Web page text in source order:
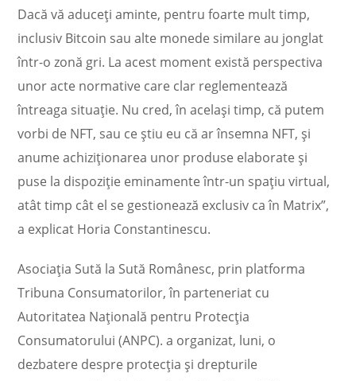
Dacă vă aduceţi aminte, pentru foarte mult timp,
inclusiv Bitcoin sau alte monede similare au jonglat
într-o zonă gri. La acest moment există perspectiva
unor acte normative care clar reglementează
întreaga situaţie. Nu cred, în acelaşi timp, că putem
vorbi de NFT, sau ce ştiu eu că ar însemna NFT, şi
anume achiziţionarea unor produse elaborate şi
puse la dispoziţie eminamente într-un spaţiu virtual,
atât timp cât el se gestionează exclusiv ca în Matrix”,
a explicat Horia Constantinescu.
Asociaţia Sută la Sută Românesc, prin platforma
Tribuna Consumatorilor, în parteneriat cu
Autoritatea Naţională pentru Protecţia
Consumatorului (ANPC). a organizat, luni, o
dezbatere despre protecţia şi drepturile